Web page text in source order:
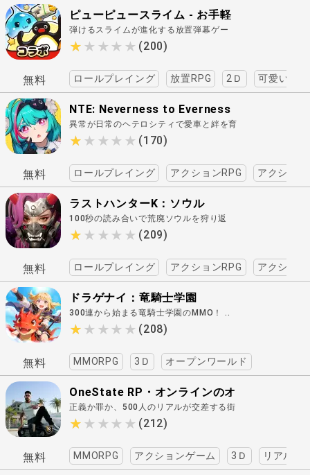
無料
ピューピュースライム - お手軽
爽快放置ゲーム
弾けるスライムが進化する放置弾幕ゲー
ム！ ..
ロールプレイング 放置RPG 2Ｄ 可愛い
★★★★★
★★★★★ (200)
無料
NTE: Neverness to Everness
異常が日常のヘテロシティで愛車と絆を育
てる！ ..
ロールプレイング アクションRPG アクショ
★★★★★
★★★★★ (170)
無料
ラストハンターK：ソウル
100秒の読み合いで荒廃ソウルを狩り返
せ..
ロールプレイング アクションRPG アクショ
★★★★★
★★★★★ (209)
無料
ドラゲナイ：竜騎士学園
300連から始まる竜騎士学園のMMO！ ..
MMORPG 3Ｄ オープンワールド
★★★★★
★★★★★ (208)
無料
OneState RP・オンラインのオ
ープンワールド
正義か罪か、500人のリアルが交差する街
で第二の人生を刻め..
MMORPG アクションゲーム 3Ｄ リアル
★★★★★
★★★★★ (212)